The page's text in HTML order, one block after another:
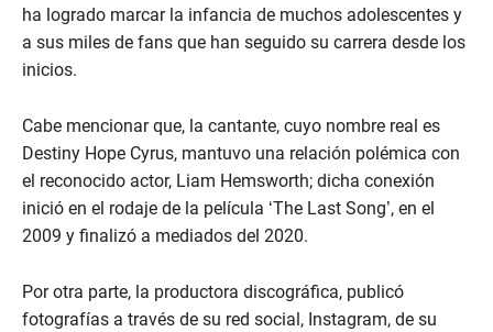
ha logrado marcar la infancia de muchos adolescentes y
a sus miles de fans que han seguido su carrera desde los
inicios.
Cabe mencionar que, la cantante, cuyo nombre real es
Destiny Hope Cyrus, mantuvo una relación polémica con
el reconocido actor, Liam Hemsworth; dicha conexión
inició en el rodaje de la película ‘The Last Song’, en el
2009 y finalizó a mediados del 2020.
Por otra parte, la productora discográfica, publicó
fotografías a través de su red social, Instagram, de su